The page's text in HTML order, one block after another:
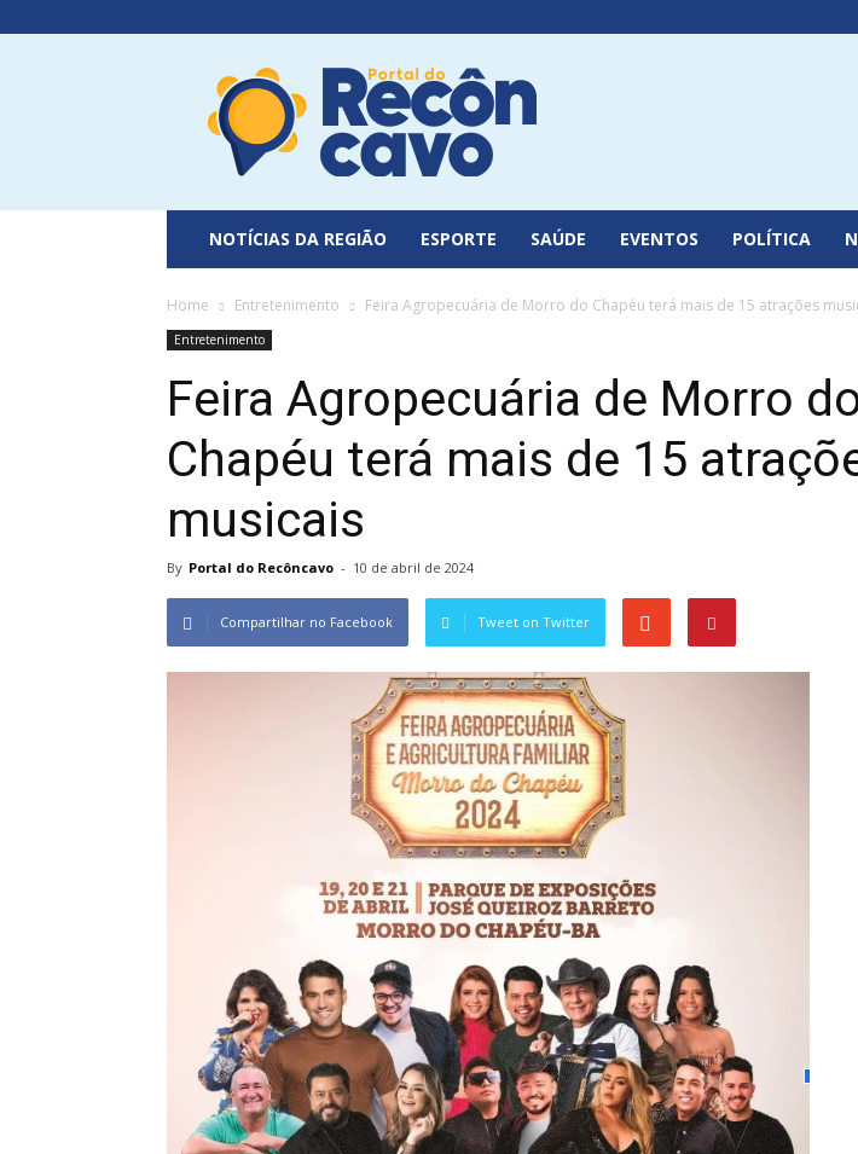
Portal
do
Recôncavo
NOTÍCIAS DA REGIÃO ESPORTE SAÚDE EVENTOS POLÍTICA
Home Entretenimento Feira Agropecuária de Morro do Chapéu terá mais de 15 atrações
Entretenimento
Feira Agropecuária de Morro
Chapéu terá mais de 15
musicais
By Portal do Recôncavo - 10 de abril de 2024
Compartilhar no Facebook Tweet on Twitter